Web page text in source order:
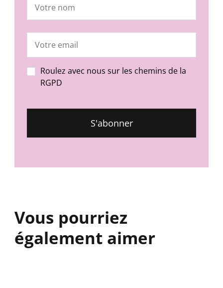
Roulez avec nous sur les chemins de la
RGPD
Vous pourriez
également aimer